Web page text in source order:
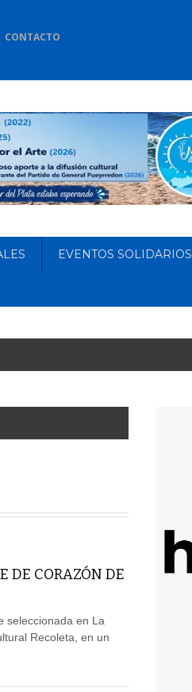
CONTACTO
EVENTOS SOLIDARIOS
DE CORAZÓN DE
seleccionada en La
Recoleta, en un